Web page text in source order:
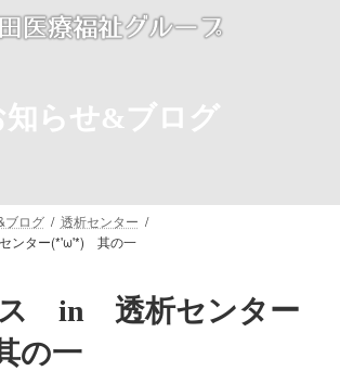
知らせ&ブログ
ブログ
透析センター
ンター(*'ω'*) 其の一
ス in 透析センター
の一